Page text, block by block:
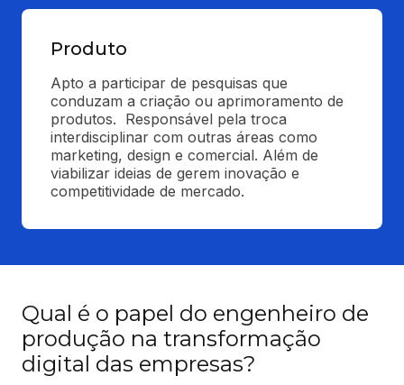
Produto
Apto a participar de pesquisas que
conduzam a criação ou aprimoramento de
produtos.  Responsável pela troca
interdisciplinar com outras áreas como
marketing, design e comercial. Além de
viabilizar ideias de gerem inovação e
competitividade de mercado.
Qual é o papel do engenheiro de
produção na transformação
digital das empresas?